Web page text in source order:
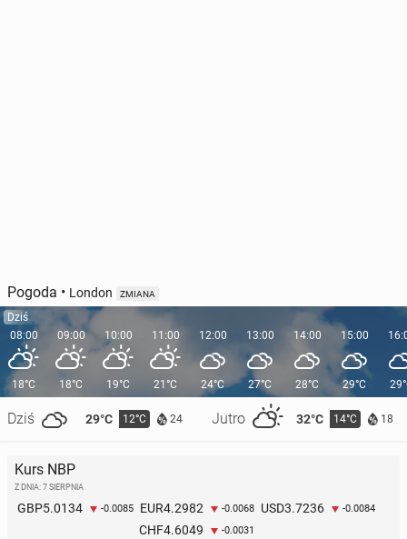
Pogoda • London ZMIANA
Dziś
08:00
18°C
Dziś 29°C 12°C 24 Jutro 32°C 14°C 18
09:00
18°C
10:00
19°C
11:00
21°C
12:00
24°C
13:00
27°C
14:00
28°C
15:00
29°C
Kurs NBP
Z DNIA: 7 SIERPNIA
GBP5.0134 -0.0085 EUR4.2982 -0.0068 USD3.7236 -0.0084
CHF4.6049 -0.0031